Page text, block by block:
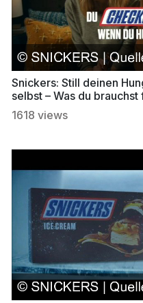
Snickers: Still deinen
selbst – Was du
1618 views